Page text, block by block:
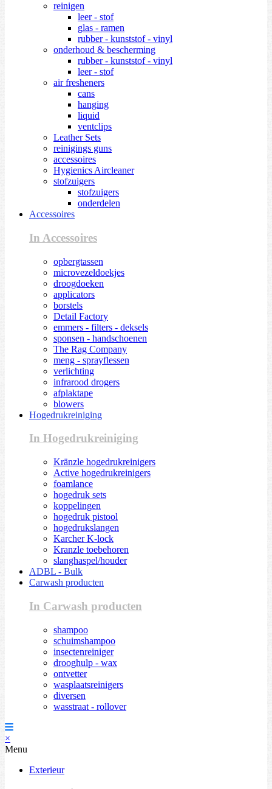
reinigen
leer - stof
glas - ramen
rubber - kunststof - vinyl
onderhoud & bescherming
rubber - kunststof - vinyl
leer - stof
air fresheners
cans
hanging
liquid
ventclips
Leather Sets
reinigings guns
accessoires
Hygienics Aircleaner
stofzuigers
stofzuigers
onderdelen
Accessoires
In Accessoires
opbergtassen
microvezeldoekjes
droogdoeken
applicators
borstels
Detail Factory
emmers - filters - deksels
sponsen - handschoenen
The Rag Company
meng - sprayflessen
verlichting
infrarood drogers
afplaktape
blowers
Hogedrukreiniging
In Hogedrukreiniging
Kränzle hogedrukreinigers
Active hogedrukreinigers
foamlance
hogedruk sets
koppelingen
hogedruk pistool
hogedrukslangen
Karcher K-lock
Kranzle toebehoren
slanghaspel/houder
ADBL - Bulk
Carwash producten
In Carwash producten
shampoo
schuimshampoo
insectenreiniger
drooghulp - wax
ontvetter
wasplaatsreinigers
diversen
wasstraat - rollover
×
Menu
Exterieur